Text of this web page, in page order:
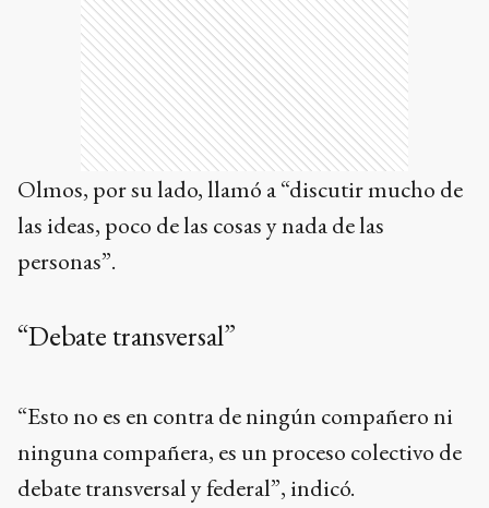
Olmos, por su lado, llamó a “discutir mucho de
las ideas, poco de las cosas y nada de las
personas”.
“Debate transversal”
“Esto no es en contra de ningún compañero ni
ninguna compañera, es un proceso colectivo de
debate transversal y federal”, indicó.